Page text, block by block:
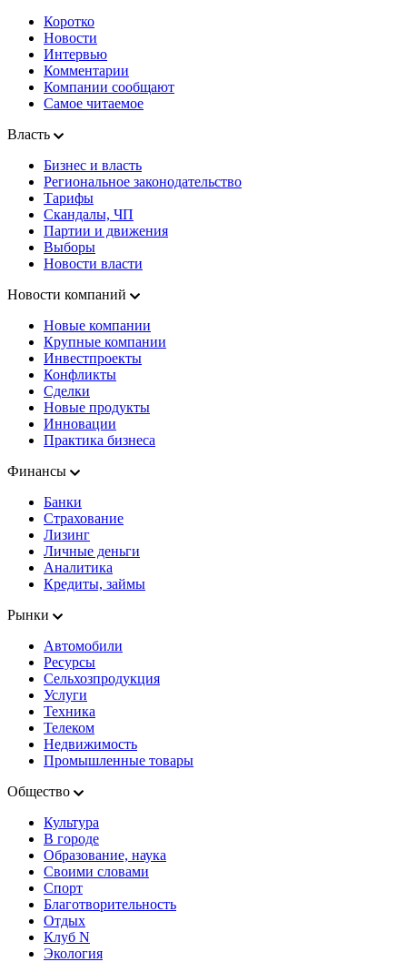
Коротко
Новости
Интервью
Комментарии
Компании сообщают
Самое читаемое
Власть
Бизнес и власть
Региональное законодательство
Тарифы
Скандалы, ЧП
Партии и движения
Выборы
Новости власти
Новости компаний
Новые компании
Крупные компании
Инвестпроекты
Конфликты
Сделки
Новые продукты
Инновации
Практика бизнеса
Финансы
Банки
Страхование
Лизинг
Личные деньги
Аналитика
Кредиты, займы
Рынки
Автомобили
Ресурсы
Сельхозпродукция
Услуги
Техника
Телеком
Недвижимость
Промышленные товары
Общество
Культура
В городе
Образование, наука
Своими словами
Спорт
Благотворительность
Отдых
Клуб N
Экология